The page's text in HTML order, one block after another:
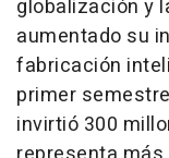
globalización y
aumentado su
fabricación
primer
invirtió 300